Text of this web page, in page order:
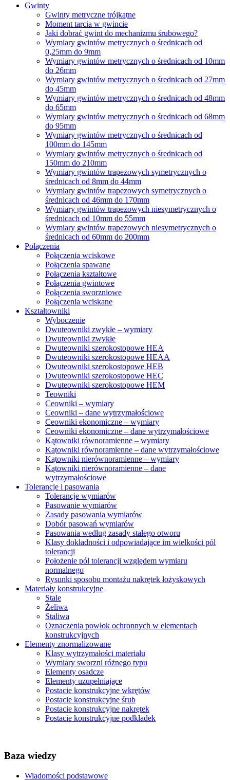
Gwinty
Gwinty metryczne trójkątne
Moment tarcia w gwincie
Jaki dobrać gwint do mechanizmu śrubowego?
Wymiary gwintów metrycznych o średnicach od
0,25mm do 9mm
Wymiary gwintów metrycznych o średnicach od 10mm
do 26mm
Wymiary gwintów metrycznych o średnicach od 27mm
do 45mm
Wymiary gwintów metrycznych o średnicach od 48mm
do 65mm
Wymiary gwintów metrycznych o średnicach od 68mm
do 95mm
Wymiary gwintów metrycznych o średnicach od
100mm do 145mm
Wymiary gwintów metrycznych o średnicach od
150mm do 210mm
Wymiary gwintów trapezowych symetrycznych o
średnicach od 8mm do 44mm
Wymiary gwintów trapezowych symetrycznych o
średnicach od 46mm do 170mm
Wymiary gwintów trapezowych niesymetrycznych o
średnicach od 10mm do 55mm
Wymiary gwintów trapezowych niesymetrycznych o
średnicach od 60mm do 200mm
Połączenia
Połączenia wciskowe
Połączenia spawane
Połączenia kształtowe
Połączenia gwintowe
Połączenia sworzniowe
Połączenia wciskane
Kształtowniki
Wyboczenie
Dwuteowniki zwykłe – wymiary
Dwuteowniki zwykłe
Dwuteowniki szerokostopowe HEA
Dwuteowniki szerokostopowe HEAA
Dwuteowniki szerokostopowe HEB
Dwuteowniki szerokostopowe HEC
Dwuteowniki szerokostopowe HEM
Teowniki
Ceowniki – wymiary
Ceowniki – dane wytrzymałościowe
Ceowniki ekonomiczne – wymiary
Ceowniki ekonomiczne – dane wytrzymałościowe
Kątowniki równoramienne – wymiary
Kątowniki równoramienne – dane wytrzymałościowe
Kątowniki nierównoramienne – wymiary
Kątowniki nierównoramienne – dane
wytrzymałościowe
Tolerancje i pasowania
Tolerancje wymiarów
Pasowanie wymiarów
Zasady pasowania wymiarów
Dobór pasowań wymiarów
Pasowania według zasady stałego otworu
Klasy dokładności i odpowiadające im wielkości pól
tolerancji
Położenie pól tolerancji względem wymiaru
normalnego
Rysunki sposobu montażu nakrętek łożyskowych
Materiały konstrukcyjne
Stale
Żeliwa
Staliwa
Oznaczenia powłok ochronnych w elementach
konstrukcyjnych
Elementy znormalizowane
Klasy wytrzymałości materiału
Wymiary sworzni różnego typu
Elementy osadcze
Elementy uzupełniające
Postacie konstrukcyjne wkrętów
Postacie konstrukcyjne śrub
Postacie konstrukcyjne nakrętek
Postacie konstrukcyjne podkładek
Baza wiedzy
Wiadomości podstawowe